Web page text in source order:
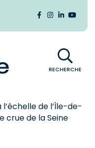
Lien vers le
Lien vers le
Lien vers
Lien
RECHERCHE
de l’Île-de-
crue de la Seine